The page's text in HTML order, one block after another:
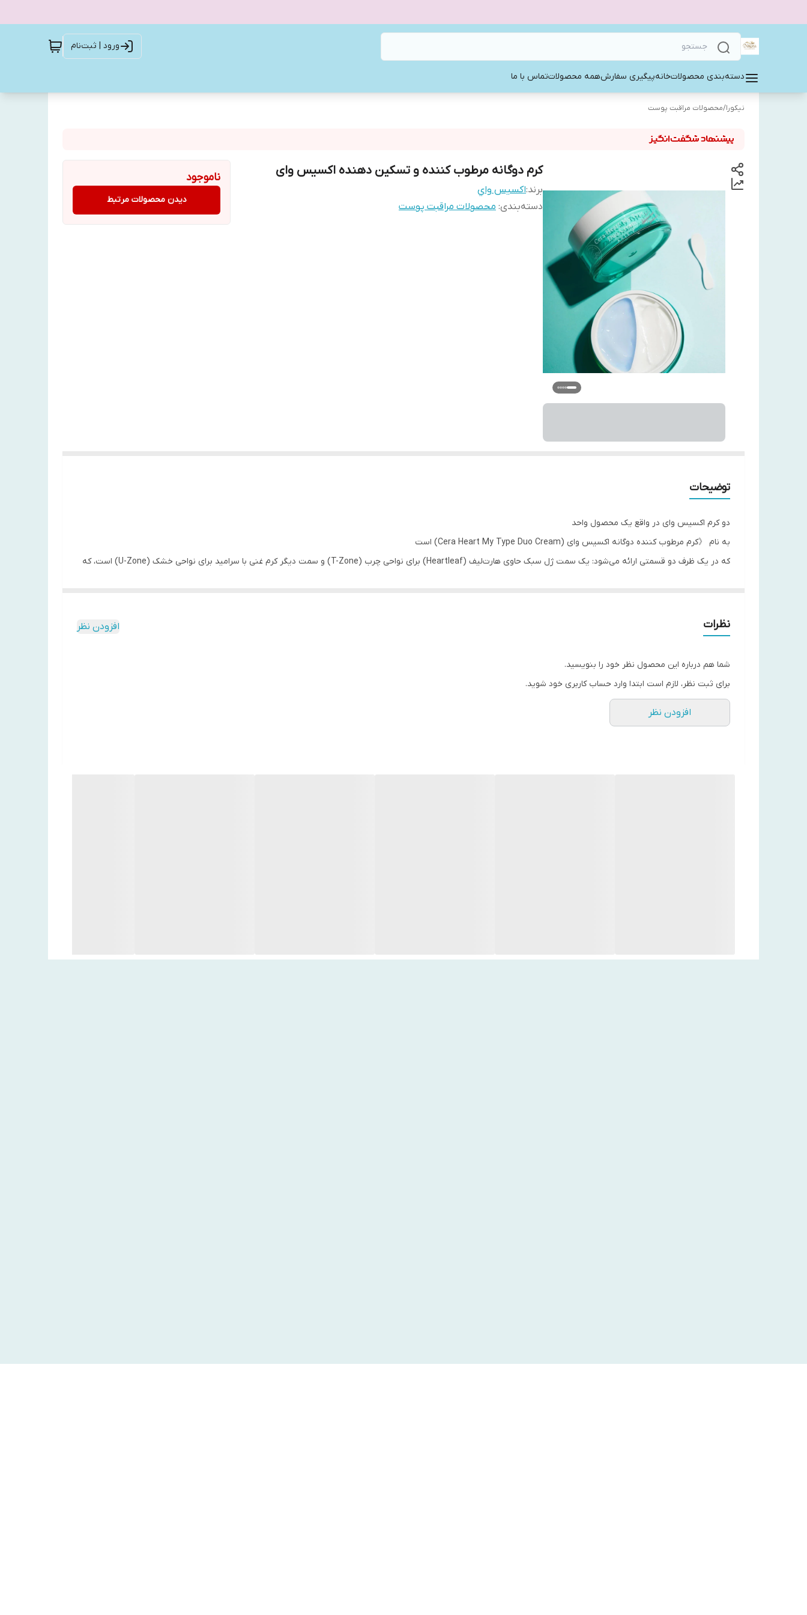
ورود | ثبت‌نام
دسته‌بندی محصولاتخانهپیگیری سفارشهمه محصولاتتماس با ما
نیکورا/محصولات مراقبت پوست
کرم دوگانه مرطوب کننده و تسکین دهنده اکسیس وای
برند:اكسيس واي
دسته‌بندی: محصولات مراقبت پوست
ناموجود
دیدن محصولات مرتبط
توضیحات
دو کرم اکسیس وای در واقع یک محصول واحد
به نام 《کرم مرطوب کننده دوگانه اکسیس وای (Cera Heart My Type Duo Cream) است
که در یک ظرف دو قسمتی ارائه می‌شود: یک سمت ژل سبک حاوی هارت‌لیف (Heartleaf) برای نواحی چرب (T-Zone) و سمت دیگر کرم غنی با سرامید برای نواحی خشک (U-Zone) است، که
فرمولی دوتایی: ژل برای نواحی چرب (تنظیم سبوم، ضد التهاب) و کرم برای نواحی خشک (ترمیم سد دفاعی).
عصاره هارت‌لیف (Heartleaf): آرام‌بخش پوست و کنترل‌کننده چربی و التهاب.
بافت سبک: احساس سنگینی روی پوست ایجاد نمی‌کند.
فاقد مواد مضر: بدون الکل، اسانس و پارابن، مناسب پوست‌های حساس.
نظرات افزودن نظر
شما هم درباره این محصول نظر خود را بنویسید.
برای ثبت نظر، لازم است ابتدا وارد حساب کاربری خود شوید.
افزودن نظر